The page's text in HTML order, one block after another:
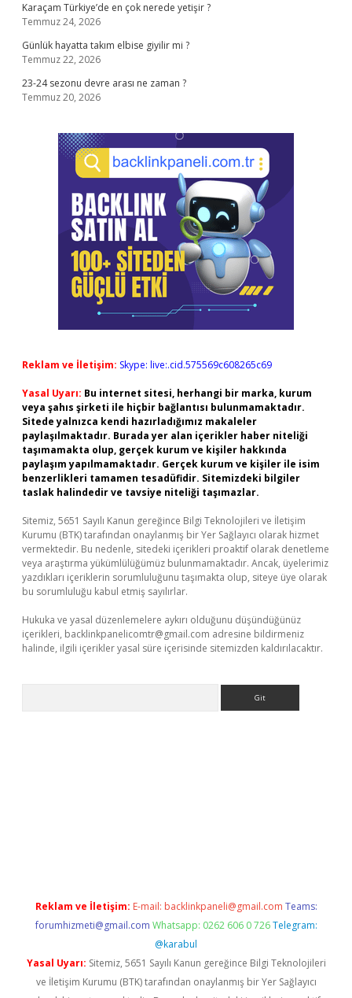
Karaçam Türkiye’de en çok nerede yetişir ?
Temmuz 24, 2026
Günlük hayatta takım elbise giyilir mi ?
Temmuz 22, 2026
23-24 sezonu devre arası ne zaman ?
Temmuz 20, 2026
Reklam ve İletişim: Skype: live:.cid.575569c608265c69
Yasal Uyarı: Bu internet sitesi, herhangi bir marka, kurum
veya şahıs şirketi ile hiçbir bağlantısı bulunmamaktadır.
Sitede yalnızca kendi hazırladığımız makaleler
paylaşılmaktadır. Burada yer alan içerikler haber niteliği
taşımamakta olup, gerçek kurum ve kişiler hakkında
paylaşım yapılmamaktadır. Gerçek kurum ve kişiler ile isim
benzerlikleri tamamen tesadüfidir. Sitemizdeki bilgiler
taslak halindedir ve tavsiye niteliği taşımazlar.
Sitemiz, 5651 Sayılı Kanun gereğince Bilgi Teknolojileri ve İletişim
Kurumu (BTK) tarafından onaylanmış bir Yer Sağlayıcı olarak hizmet
vermektedir. Bu nedenle, sitedeki içerikleri proaktif olarak denetleme
veya araştırma yükümlülüğümüz bulunmamaktadır. Ancak, üyelerimiz
yazdıkları içeriklerin sorumluluğunu taşımakta olup, siteye üye olarak
bu sorumluluğu kabul etmiş sayılırlar.
Hukuka ve yasal düzenlemelere aykırı olduğunu düşündüğünüz
içerikleri, backlinkpanelicomtr@gmail.com adresine bildirmeniz
halinde, ilgili içerikler yasal süre içerisinde sitemizden kaldırılacaktır.
Reklam ve İletişim: E-mail: backlinkpaneli@gmail.com Teams:
forumhizmeti@gmail.com Whatsapp: 0262 606 0 726 Telegram:
@karabul
Yasal Uyarı: Sitemiz, 5651 Sayılı Kanun gereğince Bilgi Teknolojileri
ve İletişim Kurumu (BTK) tarafından onaylanmış bir Yer Sağlayıcı